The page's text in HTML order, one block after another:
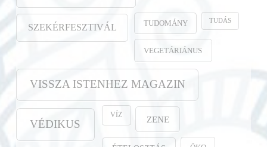
SZEKÉRFESZTIVÁL TUDOMÁNY TUDÁS
VEGETÁRIÁNUS
VISSZA ISTENHEZ MAGAZIN
VÉDIKUS
VÍZ ZENE